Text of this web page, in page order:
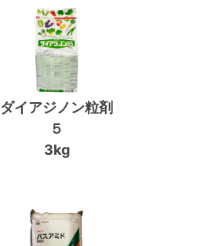
ダイアジノン粒剤
５
3kg